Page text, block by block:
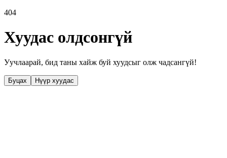
404
Хуудас олдсонгүй
Уучлаарай, бид таны хайж буй хуудсыг олж чадсангүй!
Буцах Нүүр хуудас